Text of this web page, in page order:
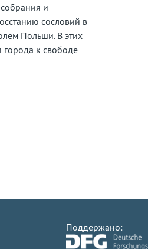
и
сословий в
Польши. В этих
города к свободе
Поддержано: